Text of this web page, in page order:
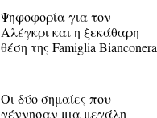
Ψηφοφορία για τον
Αλέγκρι και η ξεκάθαρη
θέση της Famiglia Bianconera
Οι δύο σημαίες που
γέννησαν μια μεγάλη